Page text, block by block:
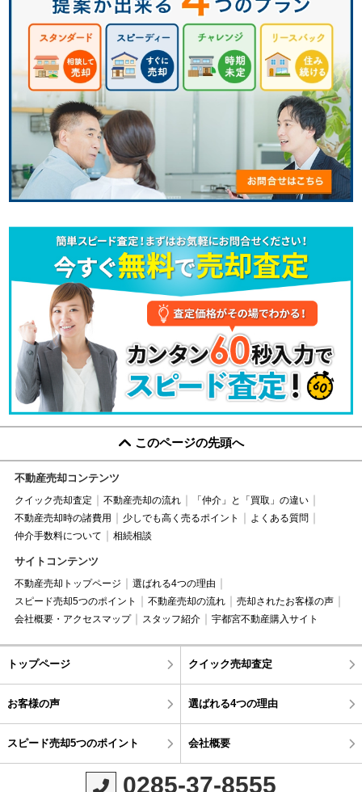
このページの先頭へ
不動産売却コンテンツ
クイック売却査定 不動産売却の流れ
「仲介」と「買取」の違い
不動産売却時の諸費用
少しでも高く売るポイント
よくある質問
仲介手数料について
相続相談
サイトコンテンツ
不動産売却トップページ
選ばれる4つの理由
スピード売却5つのポイント
不動産売却の流れ
売却されたお客様の声
会社概要・アクセスマップ
スタッフ紹介 宇都宮不動産購入サイト
トップページ クイック売却査定
お客様の声 選ばれる4つの理由
スピード売却5つのポイント 会社概要
0285-37-8555